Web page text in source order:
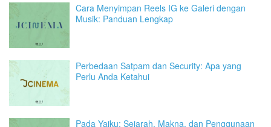
Cara Menyimpan Reels IG ke Galeri dengan
Musik: Panduan Lengkap
Perbedaan Satpam dan Security: Apa yang
Perlu Anda Ketahui
Pada Yaiku: Sejarah, Makna, dan Penggunaan